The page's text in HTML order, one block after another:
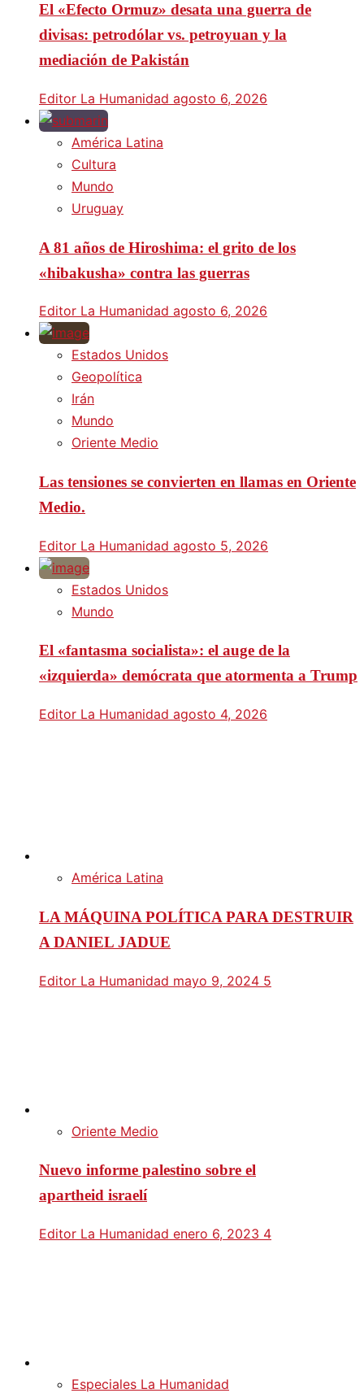
El «Efecto Ormuz» desata una guerra de
divisas: petrodólar vs. petroyuan y la
mediación de Pakistán
Editor La Humanidad agosto 6, 2026
América Latina
Cultura
Mundo
Uruguay
A 81 años de Hiroshima: el grito de los
«hibakusha» contra las guerras
Editor La Humanidad agosto 6, 2026
Estados Unidos
Geopolítica
Irán
Mundo
Oriente Medio
Las tensiones se convierten en llamas en Oriente
Medio.
Editor La Humanidad agosto 5, 2026
Estados Unidos
Mundo
El «fantasma socialista»: el auge de la
«izquierda» demócrata que atormenta a Trump
Editor La Humanidad agosto 4, 2026
América Latina
LA MÁQUINA POLÍTICA PARA DESTRUIR
A DANIEL JADUE
Editor La Humanidad mayo 9, 2024 5
Oriente Medio
Nuevo informe palestino sobre el
apartheid israelí
Editor La Humanidad enero 6, 2023 4
Especiales La Humanidad